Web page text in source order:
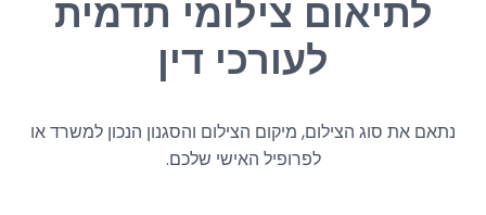
נוספים.
לתיאום צילומי תדמית
לעורכי דין
נתאם את סוג הצילום, מיקום הצילום והסגנון הנכון למשרד או
לפרופיל האישי שלכם.